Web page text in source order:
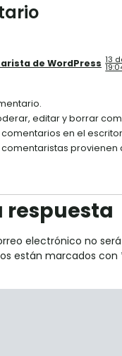
de WordPress 13
editar y borrar
en el
provienen
respuesta
electrónico no
están marcados con